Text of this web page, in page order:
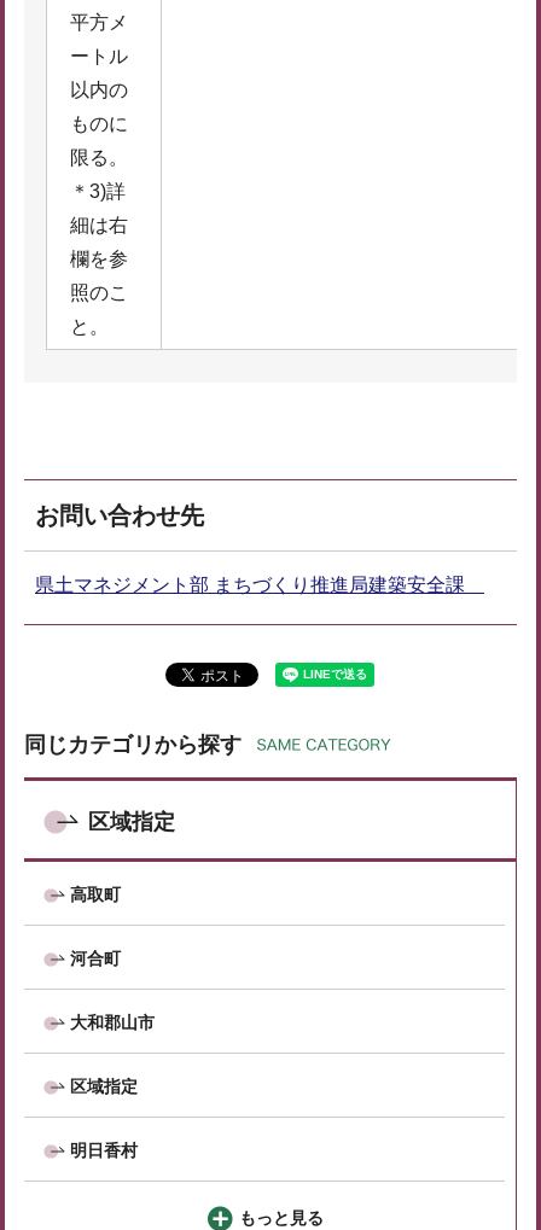
平方メ
ートル
以内の
ものに
限る。
＊3)詳
細は右
欄を参
照のこ
と。
お問い合わせ先
県土マネジメント部 まちづくり推進局建築安全課
同じカテゴリから探す
区域指定
高取町
河合町
大和郡山市
区域指定
明日香村
もっと見る